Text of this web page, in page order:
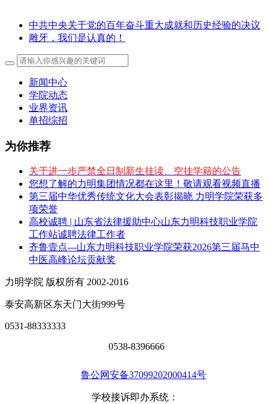
中共中央关于党的百年奋斗重大成就和历史经验的决议
雕牙，我们是认真的！
新闻中心
学院动态
业界资讯
单招综招
为你推荐
关于进一步严禁全日制新生挂读、空挂学籍的公告
您想了解的力明集团情况都在这里！敬请观看视频直播
第三届中华优秀传统文化大会表彰揭晓 力明学院荣获多
项荣誉
高校诚聘 | 山东省法律援助中心山东力明科技职业学院
工作站诚聘法律工作者
齐鲁壹点---山东力明科技职业学院荣获2026第三届马中
中医高峰论坛贡献奖
力明学院 版权所有 2002-2016
泰安高新区东天门大街999号
0531-88333333
0538-8396666
鲁公网安备37099202000414号
学校接诉即办系统：